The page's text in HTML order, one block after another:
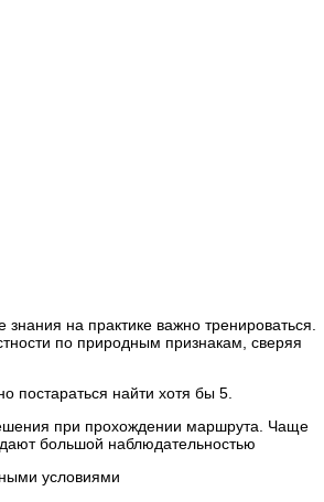
на практике важно тренироваться.
по природным признакам, сверяя
постараться найти хотя бы 5.
при прохождении маршрута. Чаще
большой наблюдательностью
условиями